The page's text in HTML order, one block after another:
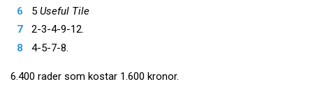
5 Useful Tile
2-3-4-9-12.
4-5-7-8.
6.400 rader som kostar 1.600 kronor.